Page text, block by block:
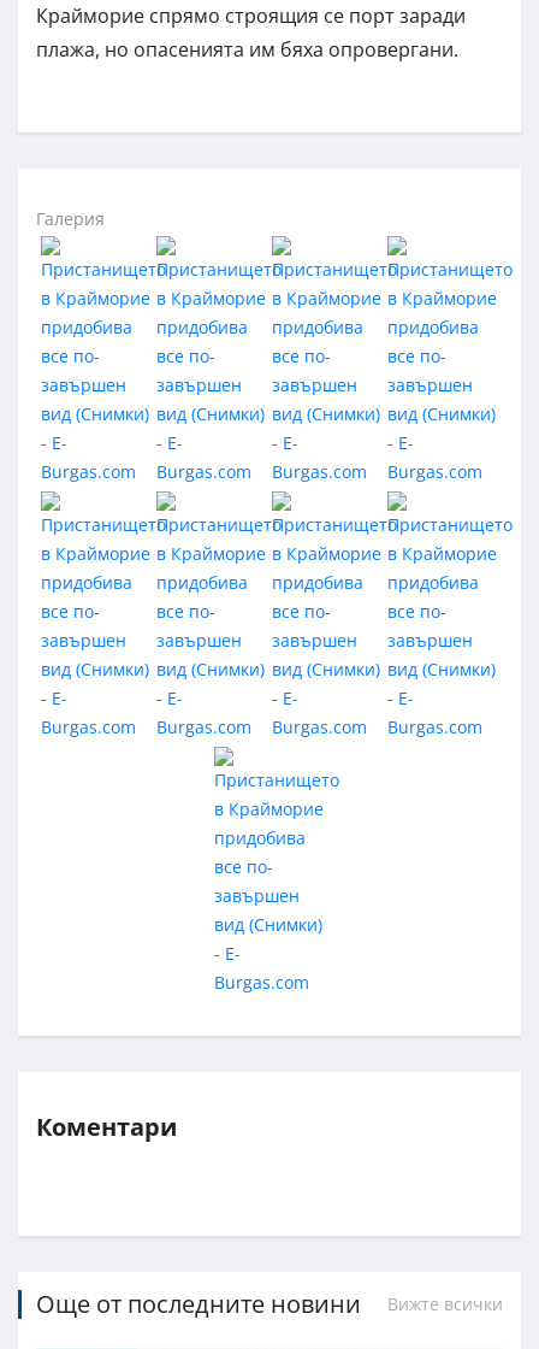
Крайморие спрямо строящия се порт заради
плажа, но опасенията им бяха опровергани.
Галерия
Коментари
Още от последните новини Вижте всички